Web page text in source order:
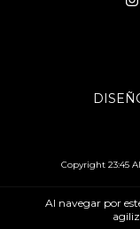
Al navegar por
Copyright 23:45